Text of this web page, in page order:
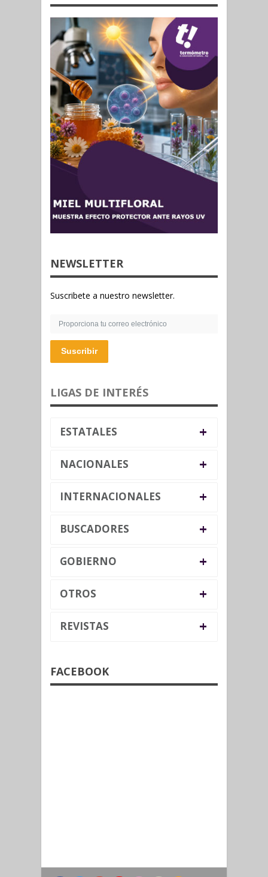
NEWSLETTER
Suscribete a nuestro newsletter.
Suscribir
LIGAS DE INTERÉS
ESTATALES +
NACIONALES +
INTERNACIONALES +
BUSCADORES +
GOBIERNO +
OTROS +
REVISTAS +
FACEBOOK